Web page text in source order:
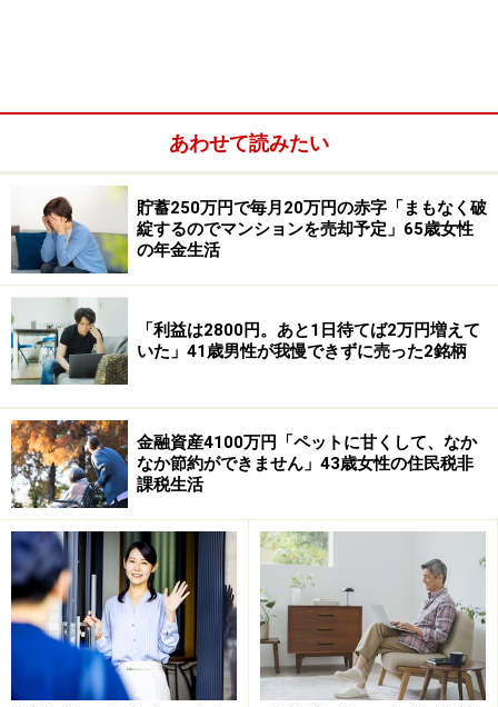
・投資信託：1700万円
・日本株：100万円
■積立投資実績（※商品名の詳細が不明なものも原文ママ
記載）
・eMAXIS Slim 米国株式（S&P500）／NISA：2022年か
・eMAXIS Slim 全世界株式（除く日本）／iDeCo：2023
あわせて読みたい
貯蓄250万円で毎月20万円の赤字「まもなく破
綻するのでマンションを売却予定」65歳女性
の年金生活
「利益は2800円。あと1日待てば2万円増えて
いた」41歳男性が我慢できずに売った2銘柄
金融資産4100万円「ペットに甘くして、なか
なか節約ができません」43歳女性の住民税非
課税生活